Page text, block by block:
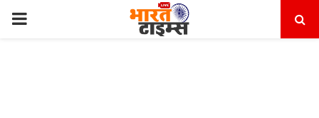
PRIMARY